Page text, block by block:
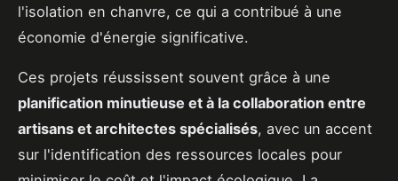
l'isolation en chanvre, ce qui a contribué à une
économie d'énergie significative.
Ces projets réussissent souvent grâce à une
planification minutieuse et à la collaboration entre
artisans et architectes spécialisés, avec un accent
sur l'identification des ressources locales pour